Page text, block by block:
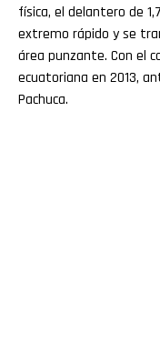
física, el delantero de
extremo rápido y se
área punzante. Con el
ecuatoriana en 2013,
Pachuca.